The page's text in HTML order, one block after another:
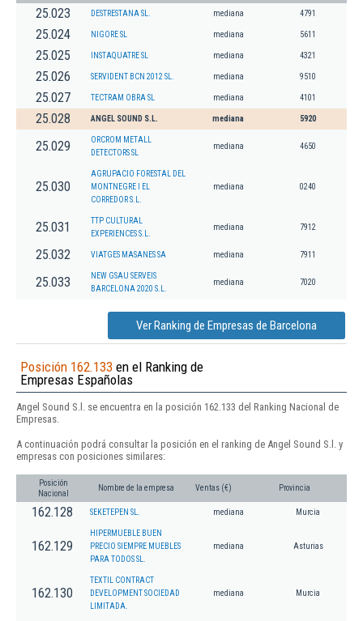
25.023 DESTRESTANA SL. mediana 4791
25.024 NIGORE SL mediana 5611
25.025 INSTAQUATRE SL mediana 4321
25.026 SERVIDENT BCN 2012 SL. mediana 9510
25.027 TECTRAM OBRA SL mediana 4101
25.028 ANGEL SOUND S.L. mediana 5920
25.029
ORCROM METALL
DETECTORS SL
mediana 4650
25.030
AGRUPACIO FORESTAL DEL
MONTNEGRE I EL
CORREDOR S.L.
mediana 0240
25.031
TTP CULTURAL
EXPERIENCES S.L.
mediana 7912
25.032 VIATGES MASANES SA mediana 7911
25.033
NEW GSAU SERVEIS
BARCELONA 2020 S.L.
mediana 7020
Ver Ranking de Empresas de Barcelona
Posición 162.133 en el Ranking de
Empresas Españolas
Angel Sound S.l. se encuentra en la posición 162.133 del Ranking Nacional de
Empresas.
A continuación podrá consultar la posición en el ranking de Angel Sound S.l. y
empresas con posiciones similares:
Posición
Nacional
Nombre de la empresa Ventas (€) Provincia
162.128 SEKETEPEN SL. mediana Murcia
162.129
HIPERMUEBLE BUEN
PRECIO SIEMPRE MUEBLES
PARA TODOS SL.
mediana Asturias
162.130
TEXTIL CONTRACT
DEVELOPMENT SOCIEDAD
LIMITADA.
mediana Murcia